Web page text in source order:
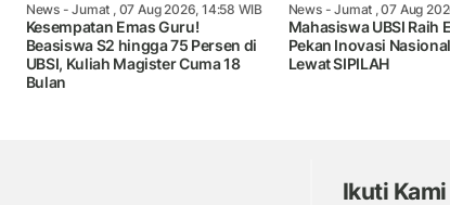
News- Jumat , 07 Aug 2026, 14:58 WIB
Kesempatan Emas Guru!
Beasiswa S2 hingga 75 Persen di
UBSI, Kuliah Magister Cuma 18
Bulan
News- Jumat , 07 Aug
Mahasiswa UBSI Raih
Pekan Inovasi
Lewat SIPILAH
Ikuti Kami